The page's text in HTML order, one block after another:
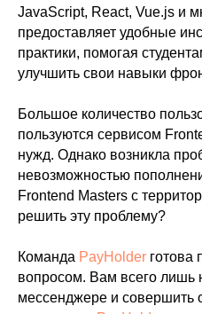
JavaScript, React, Vue.js и
предоставляет удобные
практики, помогая
улучшить свои навыки
Большое количество
пользуются сервисом
нужд. Однако возникла
невозможностью
Frontend Masters с
решить эту проблему?
Команда PayHolder готова
вопросом. Вам всего лишь
мессенджере и совершить